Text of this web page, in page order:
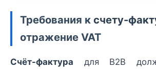
Требования к счету-
отражение VAT
Счёт-фактура для B2B